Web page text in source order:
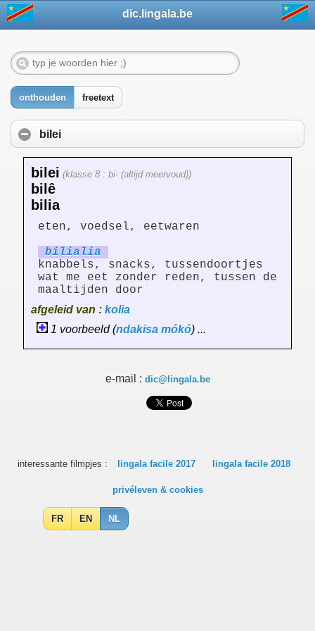
dic.lingala.be
onthouden freetext
bilei
bilei (klasse 8 : bi- (altijd meervoud))
bilê
bilia
eten, voedsel, eetwaren
bilialia
knabbels, snacks, tussendoortjes
wat me eet zonder reden, tussen de
maaltijden door
afgeleid van : kolia
1 voorbeeld (ndakisa mókó) ...
e-mail : dic@lingala.be
interessante filmpjes : lingala facile 2017 lingala facile 2018
privéleven & cookies
FR EN NL